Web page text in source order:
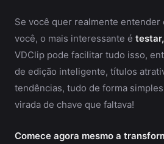
Se você quer realmente entender
você, o mais interessante é
VDClip pode facilitar tudo isso,
de edição inteligente, títulos
tendências, tudo de forma
virada de chave que faltava!
Comece agora mesmo a